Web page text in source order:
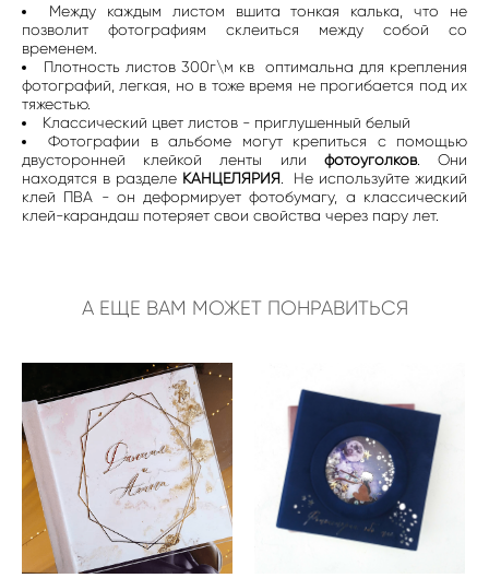
Между каждым листом вшита тонкая калька, что не
позволит фотографиям склеиться между собой со
временем.
Плотность листов 300г\м кв оптимальна для крепления
фотографий, легкая, но в тоже время не прогибается под их
тяжестью.
Классический цвет листов - приглушенный белый
Фотографии в альбоме могут крепиться с помощью
двусторонней клейкой ленты или фотоуголков. Они
находятся в разделе КАНЦЕЛЯРИЯ. Не используйте жидкий
клей ПВА - он деформирует фотобумагу, а классический
клей-карандаш потеряет свои свойства через пару лет.
А ЕЩЕ ВАМ МОЖЕТ ПОНРАВИТЬСЯ